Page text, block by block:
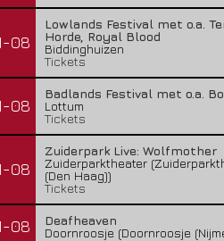
08
Lowlands Festival met o.a.
Horde, Royal Blood
Biddinghuizen
Tickets
08
Badlands Festival met o.a.
Lottum
Tickets
08
Zuiderpark Live: Wolfmother
Zuiderparktheater
(Den Haag))
Tickets
08
Deafheaven
Doornroosje (Doornroosje